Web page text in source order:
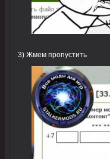
3) Жмем пропустить